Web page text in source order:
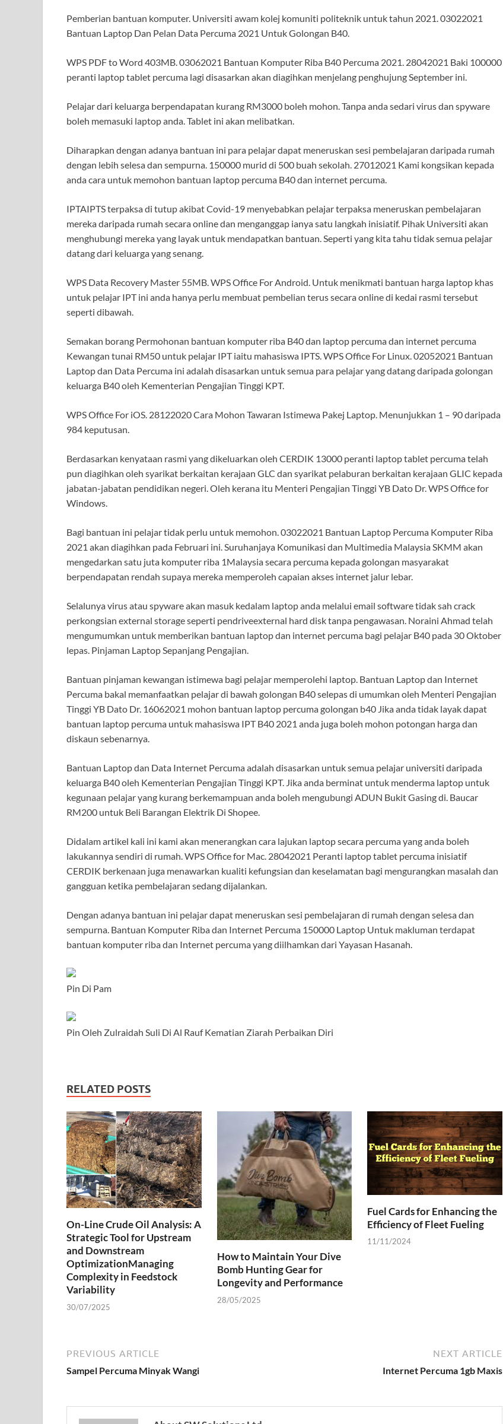
Pemberian bantuan komputer. Universiti awam kolej komuniti politeknik untuk tahun 2021. 03022021
Bantuan Laptop Dan Pelan Data Percuma 2021 Untuk Golongan B40.
WPS PDF to Word 403MB. 03062021 Bantuan Komputer Riba B40 Percuma 2021. 28042021 Baki 100000
peranti laptop tablet percuma lagi disasarkan akan diagihkan menjelang penghujung September ini.
Pelajar dari keluarga berpendapatan kurang RM3000 boleh mohon. Tanpa anda sedari virus dan spyware
boleh memasuki laptop anda. Tablet ini akan melibatkan.
Diharapkan dengan adanya bantuan ini para pelajar dapat meneruskan sesi pembelajaran daripada rumah
dengan lebih selesa dan sempurna. 150000 murid di 500 buah sekolah. 27012021 Kami kongsikan kepada
anda cara untuk memohon bantuan laptop percuma B40 dan internet percuma.
IPTAIPTS terpaksa di tutup akibat Covid-19 menyebabkan pelajar terpaksa meneruskan pembelajaran
mereka daripada rumah secara online dan menganggap ianya satu langkah inisiatif. Pihak Universiti akan
menghubungi mereka yang layak untuk mendapatkan bantuan. Seperti yang kita tahu tidak semua pelajar
datang dari keluarga yang senang.
WPS Data Recovery Master 55MB. WPS Office For Android. Untuk menikmati bantuan harga laptop khas
untuk pelajar IPT ini anda hanya perlu membuat pembelian terus secara online di kedai rasmi tersebut
seperti dibawah.
Semakan borang Permohonan bantuan komputer riba B40 dan laptop percuma dan internet percuma
Kewangan tunai RM50 untuk pelajar IPT iaitu mahasiswa IPTS. WPS Office For Linux. 02052021 Bantuan
Laptop dan Data Percuma ini adalah disasarkan untuk semua para pelajar yang datang daripada golongan
keluarga B40 oleh Kementerian Pengajian Tinggi KPT.
WPS Office For iOS. 28122020 Cara Mohon Tawaran Istimewa Pakej Laptop. Menunjukkan 1 – 90 daripada
984 keputusan.
Berdasarkan kenyataan rasmi yang dikeluarkan oleh CERDIK 13000 peranti laptop tablet percuma telah
pun diagihkan oleh syarikat berkaitan kerajaan GLC dan syarikat pelaburan berkaitan kerajaan GLIC kepada
jabatan-jabatan pendidikan negeri. Oleh kerana itu Menteri Pengajian Tinggi YB Dato Dr. WPS Office for
Windows.
Bagi bantuan ini pelajar tidak perlu untuk memohon. 03022021 Bantuan Laptop Percuma Komputer Riba
2021 akan diagihkan pada Februari ini. Suruhanjaya Komunikasi dan Multimedia Malaysia SKMM akan
mengedarkan satu juta komputer riba 1Malaysia secara percuma kepada golongan masyarakat
berpendapatan rendah supaya mereka memperoleh capaian akses internet jalur lebar.
Selalunya virus atau spyware akan masuk kedalam laptop anda melalui email software tidak sah crack
perkongsian external storage seperti pendriveexternal hard disk tanpa pengawasan. Noraini Ahmad telah
mengumumkan untuk memberikan bantuan laptop dan internet percuma bagi pelajar B40 pada 30 Oktober
lepas. Pinjaman Laptop Sepanjang Pengajian.
Bantuan pinjaman kewangan istimewa bagi pelajar memperolehi laptop. Bantuan Laptop dan Internet
Percuma bakal memanfaatkan pelajar di bawah golongan B40 selepas di umumkan oleh Menteri Pengajian
Tinggi YB Dato Dr. 16062021 mohon bantuan laptop percuma golongan b40 Jika anda tidak layak dapat
bantuan laptop percuma untuk mahasiswa IPT B40 2021 anda juga boleh mohon potongan harga dan
diskaun sebenarnya.
Bantuan Laptop dan Data Internet Percuma adalah disasarkan untuk semua pelajar universiti daripada
keluarga B40 oleh Kementerian Pengajian Tinggi KPT. Jika anda berminat untuk menderma laptop untuk
kegunaan pelajar yang kurang berkemampuan anda boleh mengubungi ADUN Bukit Gasing di. Baucar
RM200 untuk Beli Barangan Elektrik Di Shopee.
Didalam artikel kali ini kami akan menerangkan cara lajukan laptop secara percuma yang anda boleh
lakukannya sendiri di rumah. WPS Office for Mac. 28042021 Peranti laptop tablet percuma inisiatif
CERDIK berkenaan juga menawarkan kualiti kefungsian dan keselamatan bagi mengurangkan masalah dan
gangguan ketika pembelajaran sedang dijalankan.
Dengan adanya bantuan ini pelajar dapat meneruskan sesi pembelajaran di rumah dengan selesa dan
sempurna. Bantuan Komputer Riba dan Internet Percuma 150000 Laptop Untuk makluman terdapat
bantuan komputer riba dan Internet percuma yang diilhamkan dari Yayasan Hasanah.
Pin Di Pam
Pin Oleh Zulraidah Suli Di Al Rauf Kematian Ziarah Perbaikan Diri
RELATED POSTS
On-Line Crude Oil Analysis: A
Strategic Tool for Upstream
and Downstream
OptimizationManaging
Complexity in Feedstock
Variability
30/07/2025
How to Maintain Your Dive
Bomb Hunting Gear for
Longevity and Performance
28/05/2025
Fuel Cards for Enhancing the
Efficiency of Fleet Fueling
11/11/2024
PREVIOUS ARTICLE
Sampel Percuma Minyak Wangi
NEXT ARTICLE
Internet Percuma 1gb Maxis